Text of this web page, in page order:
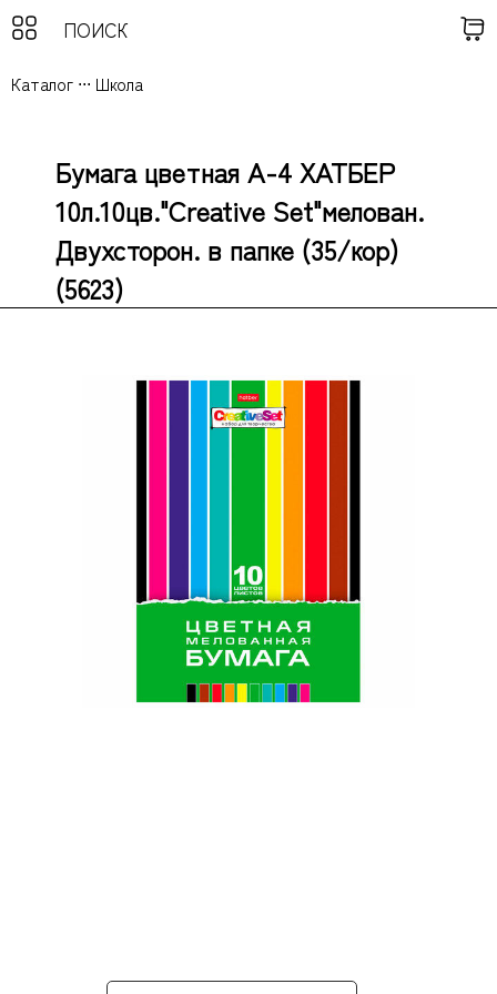
Каталог ... Школа
Бумага цветная А-4 ХАТБЕР
10л.10цв."Creative Set"мелован.
Двухсторон. в папке (35/кор)
(5623)